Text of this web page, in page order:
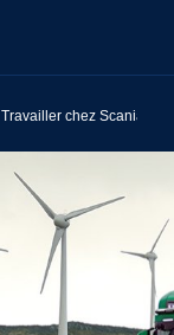
Travailler chez Scania